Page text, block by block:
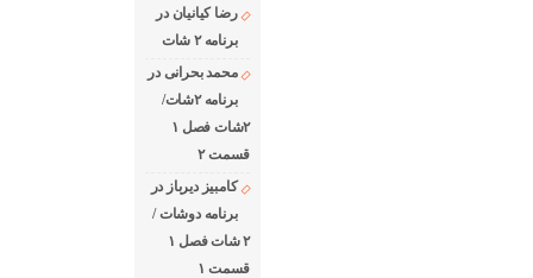
رضا کیانیان در
برنامه ۲ شات
محمد بحرانی در
برنامه ۲شات/
۲شات فصل ۱
قسمت ۲
کامبیز دیرباز در
برنامه دوشات /
۲ شات فصل ۱
قسمت ۱